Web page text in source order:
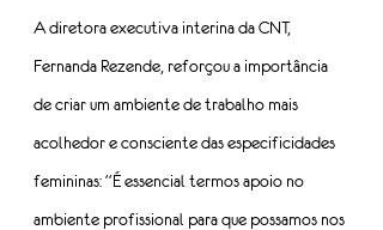
A diretora executiva interina da CNT,
Fernanda Rezende, reforçou a importância
de criar um ambiente de trabalho mais
acolhedor e consciente das especificidades
femininas: “É essencial termos apoio no
ambiente profissional para que possamos nos